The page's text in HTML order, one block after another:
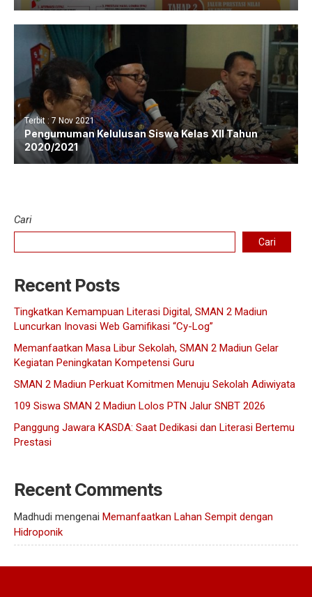
Terbit : 7 Nov 2021
Pengumuman Kelulusan Siswa Kelas XII Tahun
2020/2021
Cari
Cari
Recent Posts
Tingkatkan Kemampuan Literasi Digital, SMAN 2 Madiun
Luncurkan Inovasi Web Gamifikasi “Cy-Log”
Memanfaatkan Masa Libur Sekolah, SMAN 2 Madiun Gelar
Kegiatan Peningkatan Kompetensi Guru
SMAN 2 Madiun Perkuat Komitmen Menuju Sekolah Adiwiyata
109 Siswa SMAN 2 Madiun Lolos PTN Jalur SNBT 2026
Panggung Jawara KASDA: Saat Dedikasi dan Literasi Bertemu
Prestasi
Recent Comments
Madhudi mengenai Memanfaatkan Lahan Sempit dengan
Hidroponik